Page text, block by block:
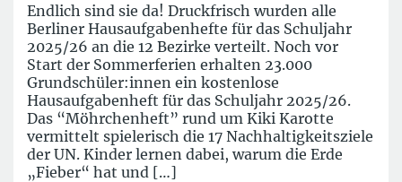
Endlich sind sie da! Druckfrisch wurden alle
Berliner Hausaufgabenhefte für das Schuljahr
2025/26 an die 12 Bezirke verteilt. Noch vor
Start der Sommerferien erhalten 23.000
Grundschüler:innen ein kostenlose
Hausaufgabenheft für das Schuljahr 2025/26.
Das “Möhrchenheft” rund um Kiki Karotte
vermittelt spielerisch die 17 Nachhaltigkeitsziele
der UN. Kinder lernen dabei, warum die Erde
„Fieber“ hat und […]